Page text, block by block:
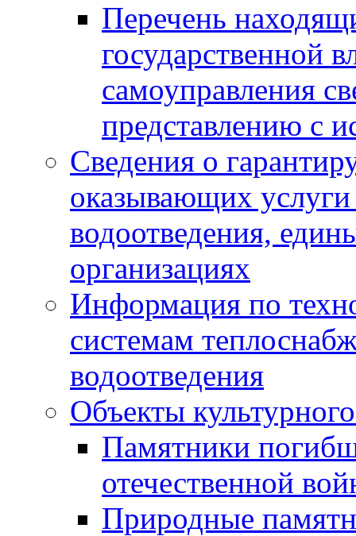
Перечень
государственной
самоуправления
представлению с
Сведения о
оказывающих
водоотведения,
организациях
Информация по
системам
водоотведения
Объекты
Памятники
отечественной
Природные